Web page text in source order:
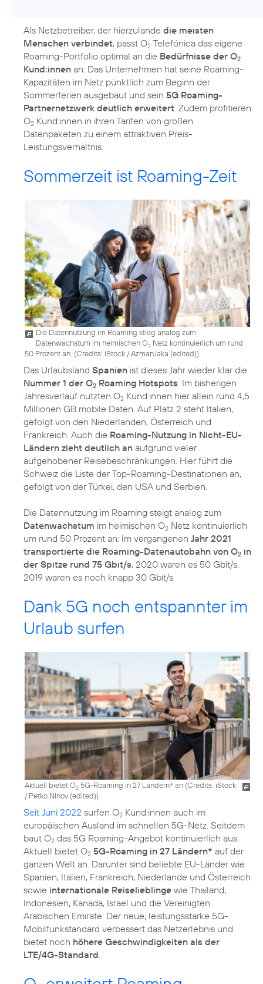
Als Netzbetreiber, der hierzulande die meisten
Menschen verbindet, passt O2 Telefónica das eigene
Roaming-Portfolio optimal an die Bedürfnisse der O2
Kund:innen an: Das Unternehmen hat seine Roaming-
Kapazitäten im Netz pünktlich zum Beginn der
Sommerferien ausgebaut und sein 5G Roaming-
Partnernetzwerk deutlich erweitert . Zudem profitieren
O2 Kund:innen in ihren Tarifen von großen
Datenpaketen zu einem attraktiven Preis-
Leistungsverhältnis.
Sommerzeit ist Roaming-Zeit
Die Datennutzung im Roaming stieg analog zum
Datenwachstum im heimischen O2 Netz kontinuierlich um rund
50 Prozent an. (Credits: iStock / AzmanJaka (edited))
Das Urlaubsland Spanien ist dieses Jahr wieder klar die
Nummer 1 der O2 Roaming Hotspots: Im bisherigen
Jahresverlauf nutzten O2 Kund:innen hier allein rund 4,5
Millionen GB mobile Daten. Auf Platz 2 steht Italien,
gefolgt von den Niederlanden, Österreich und
Frankreich. Auch die Roaming-Nutzung in Nicht-EU-
Ländern zieht deutlich an aufgrund vieler
aufgehobener Reisebeschränkungen. Hier führt die
Schweiz die Liste der Top-Roaming-Destinationen an,
gefolgt von der Türkei, den USA und Serbien.
Die Datennutzung im Roaming steigt analog zum
Datenwachstum im heimischen O2 Netz kontinuierlich
um rund 50 Prozent an: Im vergangenen Jahr 2021
transportierte die Roaming-Datenautobahn von O2 in
der Spitze rund 75 Gbit/s, 2020 waren es 50 Gbit/s,
2019 waren es noch knapp 30 Gbit/s.
Dank 5G noch entspannter im
Urlaub surfen
Aktuell bietet O2 5G-Roaming in 27 Ländern* an (Credits: iStock
/ Petko Ninov (edited))
Seit Juni 2022 surfen O2 Kund:innen auch im
europäischen Ausland im schnellen 5G-Netz. Seitdem
baut O2 das 5G Roaming-Angebot kontinuierlich aus.
Aktuell bietet O2 5G-Roaming in 27 Ländern* auf der
ganzen Welt an. Darunter sind beliebte EU-Länder wie
Spanien, Italien, Frankreich, Niederlande und Österreich
sowie internationale Reiselieblinge wie Thailand,
Indonesien, Kanada, Israel und die Vereinigten
Arabischen Emirate. Der neue, leistungsstarke 5G-
Mobilfunkstandard verbessert das Netzerlebnis und
bietet noch höhere Geschwindigkeiten als der
LTE/4G-Standard